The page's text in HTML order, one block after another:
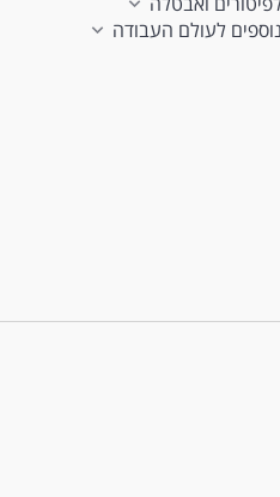
לעולם העבודה